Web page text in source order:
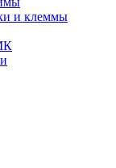
и клеммы